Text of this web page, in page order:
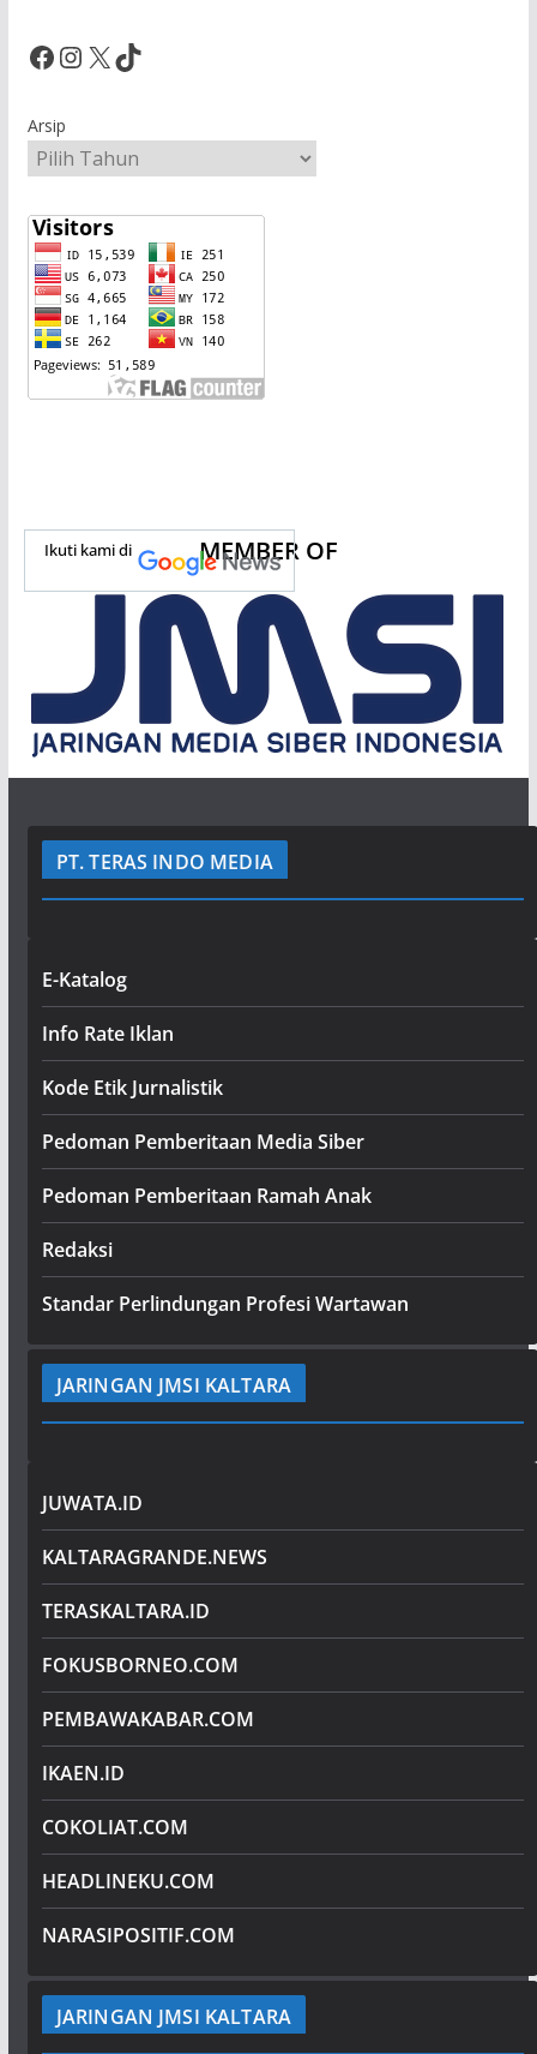
Facebook InstagramX TikTok
Arsip
Ikuti kami di MEMBER OF
PT. TERAS INDO MEDIA
E-Katalog
Info Rate Iklan
Kode Etik Jurnalistik
Pedoman Pemberitaan Media Siber
Pedoman Pemberitaan Ramah Anak
Redaksi
Standar Perlindungan Profesi Wartawan
JARINGAN JMSI KALTARA
JUWATA.ID
KALTARAGRANDE.NEWS
TERASKALTARA.ID
FOKUSBORNEO.COM
PEMBAWAKABAR.COM
IKAEN.ID
COKOLIAT.COM
HEADLINEKU.COM
NARASIPOSITIF.COM
JARINGAN JMSI KALTARA